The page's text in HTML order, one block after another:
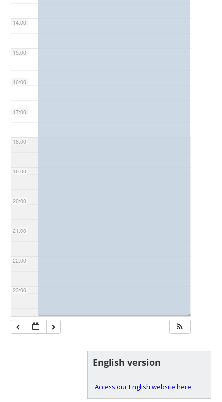
14:00
15:00
16:00
17:00
18:00
19:00
20:00
21:00
22:00
23:00
◢
English version
Access our English website here